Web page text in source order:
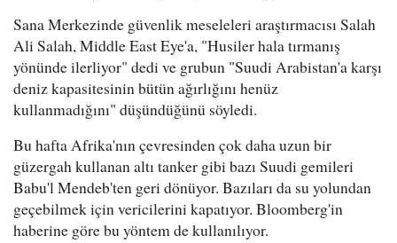
Sana Merkezinde güvenlik meseleleri araştırmacısı Salah
Ali Salah, Middle East Eye'a, "Husiler hala tırmanış
yönünde ilerliyor" dedi ve grubun "Suudi Arabistan'a karşı
deniz kapasitesinin bütün ağırlığını henüz
kullanmadığını" düşündüğünü söyledi.
Bu hafta Afrika'nın çevresinden çok daha uzun bir
güzergah kullanan altı tanker gibi bazı Suudi gemileri
Babu'l Mendeb'ten geri dönüyor. Bazıları da su yolundan
geçebilmek için vericilerini kapatıyor. Bloomberg'in
haberine göre bu yöntem de kullanılıyor.